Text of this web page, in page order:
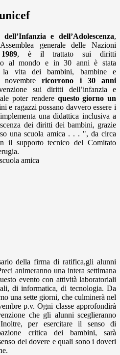
e dell’Adolescenza,
generale delle Nazioni
, è il trattato sui diritti
al mondo e in 30 anni è stata
la vita dei bambini, bambine e
novembrericorrono i 30 anni
sui diritti dell’infanzia e
poter rendere questo giorno un
e ragazzi possano davvero essere i
una didattica inclusiva a
dei diritti dei bambini, grazie
una scuola amica . . . ", da circa
il supporto tecnico del Comitato
della firma di ratifica,gli alunni
animeranno una intera settimana
evento con attività laboratoriali
di informatica, di tecnologia. Da
una sette giorni, che culminerà nel
p.v. Ogni classe approfondirà
che gli alunni sceglieranno
per esercitare il senso di
critica dei bambini, sarà
del dovere e quali sono i doveri